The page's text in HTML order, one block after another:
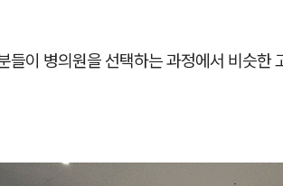
들이 병의원을 선택하는 과정에서 비슷한